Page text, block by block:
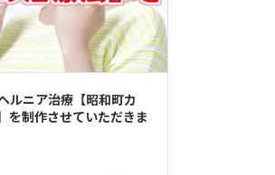
ルニア治療【昭和町カ
を制作させていただきま